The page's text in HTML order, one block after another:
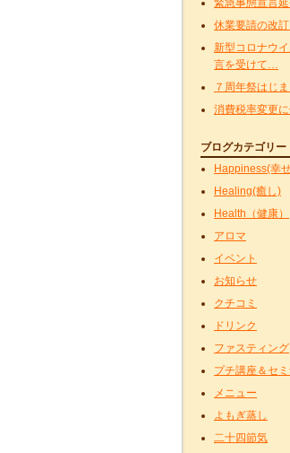
緊急事態宣言
休業要請の改
新型コロナウ
言を受けて…
７周年祭はじ
消費税率変更
ブログカテゴリー
Happiness(幸
Healing(癒し)
Health（健康）
アロマ
イベント
お知らせ
クチコミ
ドリンク
ファスティング
プチ講座＆セ
メニュー
よもぎ蒸し
二十四節気